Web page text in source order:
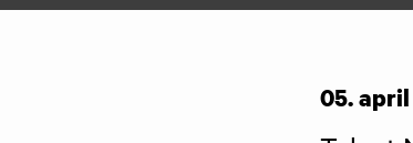
05. april